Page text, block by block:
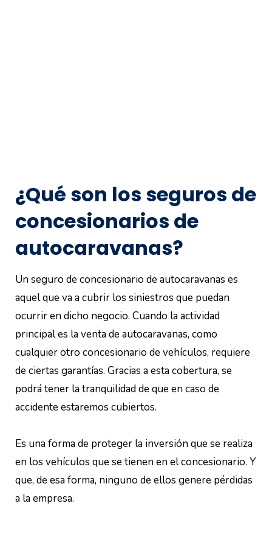
¿Qué son los seguros de
concesionarios de
autocaravanas?
Un seguro de concesionario de autocaravanas es
aquel que va a cubrir los siniestros que puedan
ocurrir en dicho negocio. Cuando la actividad
principal es la venta de autocaravanas, como
cualquier otro concesionario de vehículos, requiere
de ciertas garantías. Gracias a esta cobertura, se
podrá tener la tranquilidad de que en caso de
accidente estaremos cubiertos.
Es una forma de proteger la inversión que se realiza
en los vehículos que se tienen en el concesionario. Y
que, de esa forma, ninguno de ellos genere pérdidas
a la empresa.